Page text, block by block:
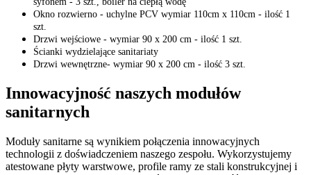
Okno rozwierno - uchylne PCV wymiar 110cm x 110cm - ilość 1
szt.
Drzwi wejściowe - wymiar 90 x 200 cm - ilość 1 szt.
Ścianki wydzielające sanitariaty
Drzwi wewnętrzne- wymiar 90 x 200 cm - ilość 3 szt.
Innowacyjność naszych modułów
sanitarnych
Moduły sanitarne są wynikiem połączenia innowacyjnych
technologii z doświadczeniem naszego zespołu. Wykorzystujemy
atestowane płyty warstwowe, profile ramy ze stali konstrukcyjnej i